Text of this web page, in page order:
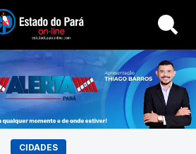
Buscar
CIDADES